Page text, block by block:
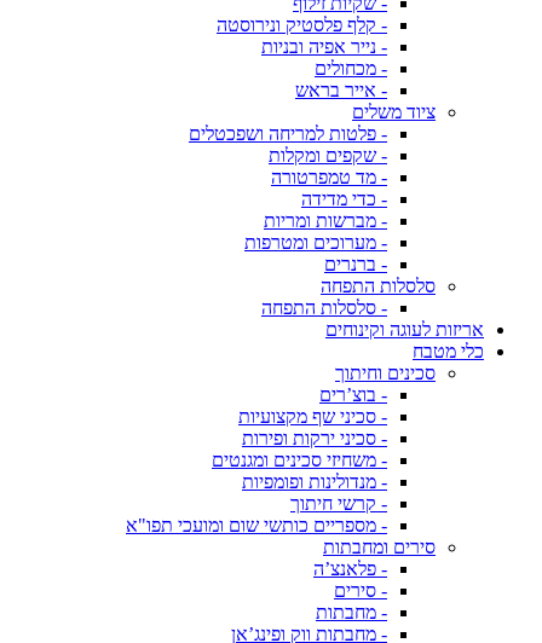
- קלף פלסטיק ונירוסטה
- נייר אפיה ובניות
- מכחולים
- אייר בראש
ציוד משלים
- פלטות למריחה ושפכטלים
- שקפים ומקלות
- מד טמפרטורה
- כדי מדידה
- מברשות ומריות
- מערוכים ומטרפות
- ברנרים
סלסלות התפחה
- סלסלות התפחה
אריזות לעוגה וקינוחים
כלי מטבח
סכינים וחיתוך
- בוצ’רים
- סכיני שף מקצועיות
- סכיני ירקות ופירות
- משחיזי סכינים ומגנטים
- מנדולינות ופומפיות
- קרשי חיתוך
- מספריים כותשי שום ומועכי תפו"א
סירים ומחבתות
- פלאנצ’ה
- סירים
- מחבתות
- מחבתות ווק ופינג’אן